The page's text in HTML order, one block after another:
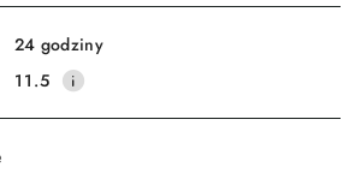
Wyślij
24 godziny
11.5